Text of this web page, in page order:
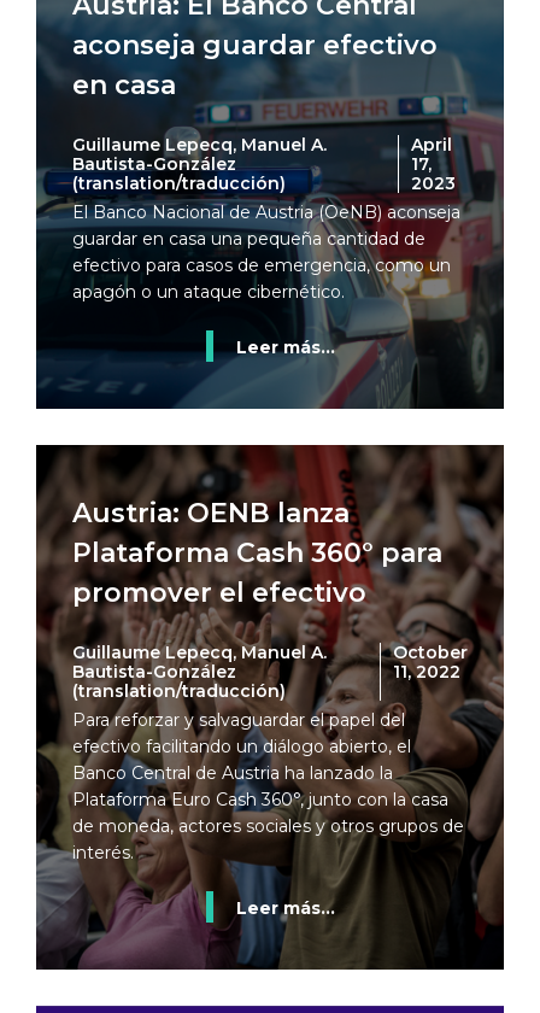
aconseja guardar efectivo
en casa
Guillaume Lepecq, Manuel A.
Bautista-González
(translation/traducción)
April
17,
2023
El Banco Nacional de Austria (OeNB) aconseja
guardar en casa una pequeña cantidad de
efectivo para casos de emergencia, como un
apagón o un ataque cibernético.
Leer más...
Austria: OENB lanza
Plataforma Cash 360° para
promover el efectivo
Guillaume Lepecq, Manuel A.
Bautista-González
(translation/traducción)
October
11, 2022
Para reforzar y salvaguardar el papel del
efectivo facilitando un diálogo abierto, el
Banco Central de Austria ha lanzado la
Plataforma Euro Cash 360°, junto con la casa
de moneda, actores sociales y otros grupos de
interés.
Leer más...